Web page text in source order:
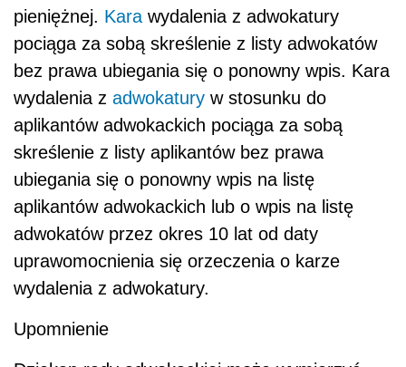
pieniężnej. Kara wydalenia z adwokatury
pociąga za sobą skreślenie z listy adwokatów
bez prawa ubiegania się o ponowny wpis. Kara
wydalenia z adwokatury w stosunku do
aplikantów adwokackich pociąga za sobą
skreślenie z listy aplikantów bez prawa
ubiegania się o ponowny wpis na listę
aplikantów adwokackich lub o wpis na listę
adwokatów przez okres 10 lat od daty
uprawomocnienia się orzeczenia o karze
wydalenia z adwokatury.
Upomnienie